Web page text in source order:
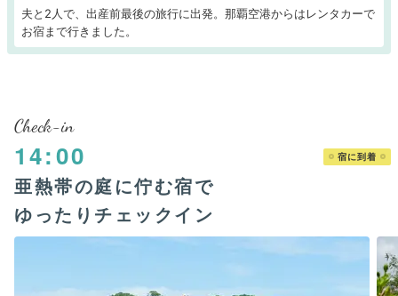
夫と2人で、出産前最後の旅行に出発。那覇空港からはレンタカーで
お宿まで行きました。
Check-in
14:00 宿に到着
亜熱帯の庭に佇む宿で
ゆったりチェックイン